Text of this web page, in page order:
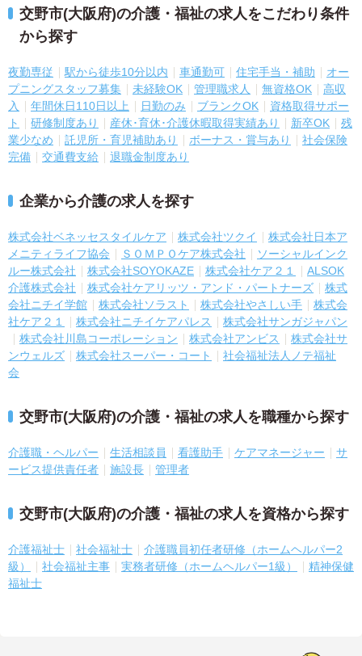
交野市(大阪府)の介護・福祉の求人をこだわり条件
から探す
夜勤専従 駅から徒歩10分以内 車通勤可 住宅手当・補助
オー
プニングスタッフ募集
未経験OK 管理職求人 無資格OK
高収
入
年間休日110日以上 日勤のみ ブランクOK
資格取得サポー
ト
研修制度あり 産休･育休･介護休暇取得実績あり 新卒OK
残
業少なめ
託児所・育児補助あり ボーナス・賞与あり
社会保険
完備
交通費支給 退職金制度あり
企業から介護の求人を探す
株式会社ベネッセスタイルケア 株式会社ツクイ
株式会社日本ア
メニティライフ協会
ＳＯＭＰＯケア株式会社
ソーシャルインク
ルー株式会社
株式会社SOYOKAZE 株式会社ケア２１
ALSOK
介護株式会社
株式会社ケアリッツ・アンド・パートナーズ
株式
会社ニチイ学館
株式会社ソラスト 株式会社やさしい手
株式会
社ケア２１
株式会社ニチイケアパレス
株式会社サンガジャパン
株式会社川島コーポレーション
株式会社アンビス
株式会社サ
ンウェルズ
株式会社スーパー・コート
社会福祉法人ノテ福祉
会
交野市(大阪府)の介護・福祉の求人を職種から探す
介護職・ヘルパー 生活相談員 看護助手 ケアマネージャー
サ
ービス提供責任者
施設長 管理者
交野市(大阪府)の介護・福祉の求人を資格から探す
介護福祉士 社会福祉士
介護職員初任者研修（ホームヘルパー2
級）
社会福祉主事 実務者研修（ホームヘルパー1級）
精神保健
福祉士